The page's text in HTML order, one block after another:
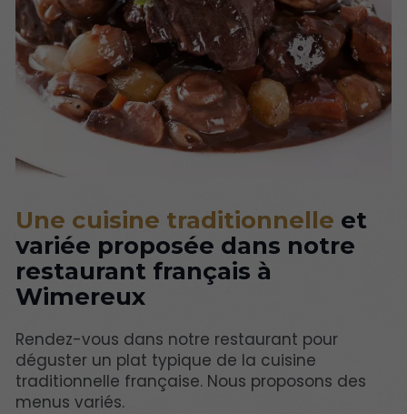
Une cuisine traditionnelle et
variée proposée dans notre
restaurant français à
Wimereux
Rendez-vous dans notre restaurant pour
déguster un plat typique de la cuisine
traditionnelle française. Nous proposons des
menus variés.